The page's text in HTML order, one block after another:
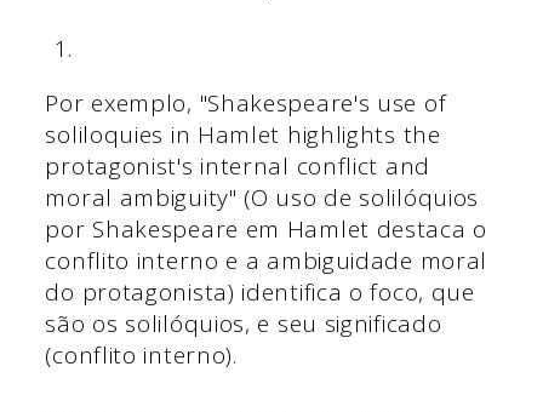
Por exemplo, "Shakespeare's use of
soliloquies in Hamlet highlights the
protagonist's internal conflict and
moral ambiguity" (O uso de solilóquios
por Shakespeare em Hamlet destaca o
conflito interno e a ambiguidade moral
do protagonista) identifica o foco, que
são os solilóquios, e seu significado
(conflito interno).